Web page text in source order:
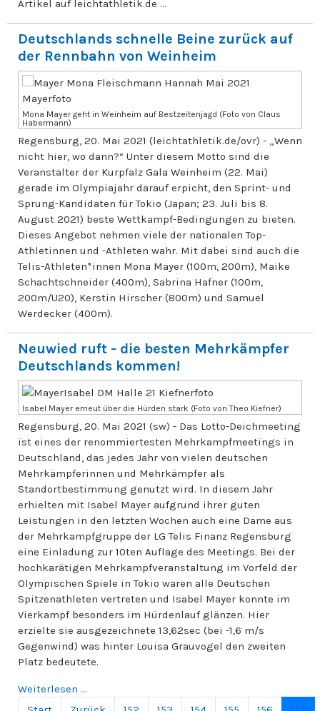
Artikel auf leichtathletik.de ...
Deutschlands schnelle Beine zurück auf
der Rennbahn von Weinheim
Mona Mayer geht in Weinheim auf Bestzeitenjagd (Foto von Claus
Habermann)
Regensburg, 20. Mai 2021 (leichtathletik.de/ovr) - „Wenn
nicht hier, wo dann?“ Unter diesem Motto sind die
Veranstalter der Kurpfalz Gala Weinheim (22. Mai)
gerade im Olympiajahr darauf erpicht, den Sprint- und
Sprung-Kandidaten für Tokio (Japan; 23. Juli bis 8.
August 2021) beste Wettkampf-Bedingungen zu bieten.
Dieses Angebot nehmen viele der nationalen Top-
Athletinnen und -Athleten wahr. Mit dabei sind auch die
Telis-Athleten*innen Mona Mayer (100m, 200m), Maike
Schachtschneider (400m), Sabrina Hafner (100m,
200m/U20), Kerstin Hirscher (800m) und Samuel
Werdecker (400m).
Neuwied ruft - die besten Mehrkämpfer
Deutschlands kommen!
Isabel Mayer erneut über die Hürden stark (Foto von Theo Kiefner)
Regensburg, 20. Mai 2021 (sw) - Das Lotto-Deichmeeting
ist eines der renommiertesten Mehrkampfmeetings in
Deutschland, das jedes Jahr von vielen deutschen
Mehrkämpferinnen und Mehrkämpfer als
Standortbestimmung genutzt wird. In diesem Jahr
erhielten mit Isabel Mayer aufgrund ihrer guten
Leistungen in den letzten Wochen auch eine Dame aus
der Mehrkampfgruppe der LG Telis Finanz Regensburg
eine Einladung zur 10ten Auflage des Meetings. Bei der
hochkarätigen Mehrkampfveranstaltung im Vorfeld der
Olympischen Spiele in Tokio waren alle Deutschen
Spitzenathleten vertreten und Isabel Mayer konnte im
Vierkampf besonders im Hürdenlauf glänzen. Hier
erzielte sie ausgezeichnete 13,62sec (bei -1,6 m/s
Gegenwind) was hinter Louisa Grauvogel den zweiten
Platz bedeutete.
Weiterlesen ...